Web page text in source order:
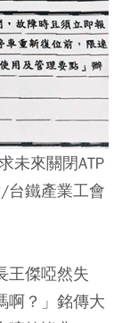
未來關閉ATP
台鐵產業工會
王傑啞然失
啊？」銘傳大